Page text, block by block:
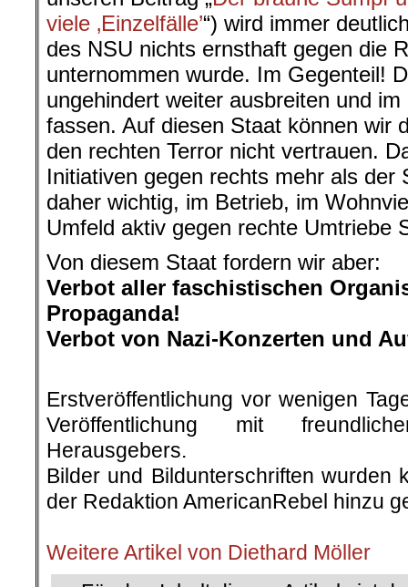
viele ‚Einzelfälle’“) wird immer
des NSU nichts ernsthaft gegen die
unternommen wurde. Im Gegenteil!
ungehindert weiter ausbreiten und
fassen. Auf diesen Staat können wir
den rechten Terror nicht vertrauen.
Initiativen gegen rechts mehr als der
daher wichtig, im Betrieb, im
Umfeld aktiv gegen rechte Umtriebe
Von diesem Staat fordern wir aber:
Verbot aller faschistischen
Propaganda!
Verbot von Nazi-Konzerten und
Erstveröffentlichung vor wenigen
Veröffentlichung mit
Herausgebers.
Bilder und Bildunterschriften wurden
der Redaktion AmericanRebel hinzu
Weitere Artikel von Diethard Möller